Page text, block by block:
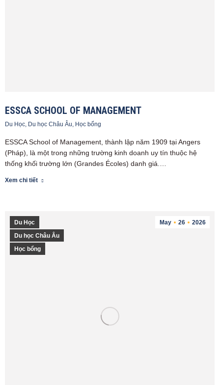
ESSCA SCHOOL OF MANAGEMENT
Du Học, Du học Châu Âu, Học bổng
ESSCA School of Management, thành lập năm 1909 tại Angers
(Pháp), là một trong những trường kinh doanh uy tín thuộc hệ
thống khối trường lớn (Grandes Écoles) danh giá.…
Xem chi tiết
May 26 2026
Du Học
Du học Châu Âu
Học bổng